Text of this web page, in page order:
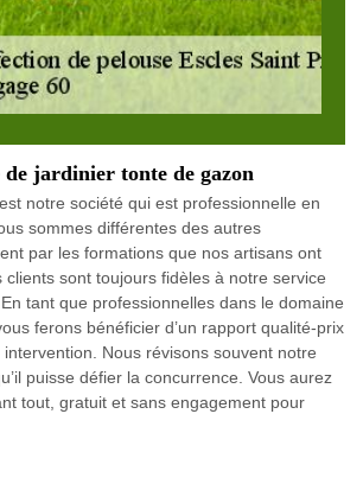
jardinier tonte de gazon
notre société qui est professionnelle en
sommes différentes des autres
par les formations que nos artisans ont
clients sont toujours fidèles à notre service
tant que professionnelles dans le domaine
ferons bénéficier d’un rapport qualité-prix
Nous révisons souvent notre
puisse défier la concurrence. Vous aurez
tout, gratuit et sans engagement pour